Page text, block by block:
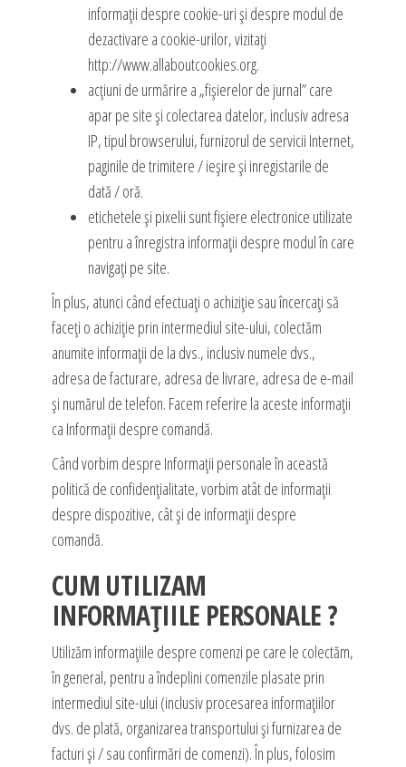
informații despre cookie-uri și despre modul de
dezactivare a cookie-urilor, vizitați
http://www.allaboutcookies.org.
acțiuni de urmărire a „fișierelor de jurnal” care
apar pe site și colectarea datelor, inclusiv adresa
IP, tipul browserului, furnizorul de servicii Internet,
paginile de trimitere / ieșire și inregistarile de
dată / oră.
etichetele și pixelii sunt fișiere electronice utilizate
pentru a înregistra informații despre modul în care
navigați pe site.
În plus, atunci când efectuați o achiziție sau încercați să
faceți o achiziție prin intermediul site-ului, colectăm
anumite informații de la dvs., inclusiv numele dvs.,
adresa de facturare, adresa de livrare, adresa de e-mail
și numărul de telefon. Facem referire la aceste informații
ca Informații despre comandă.
Când vorbim despre Informații personale în această
politică de confidențialitate, vorbim atât de informații
despre dispozitive, cât și de informații despre
comandă.
CUM UTILIZAM
INFORMAȚIILE PERSONALE ?
Utilizăm informațiile despre comenzi pe care le colectăm,
în general, pentru a îndeplini comenzile plasate prin
intermediul site-ului (inclusiv procesarea informațiilor
dvs. de plată, organizarea transportului și furnizarea de
facturi și / sau confirmări de comenzi). În plus, folosim